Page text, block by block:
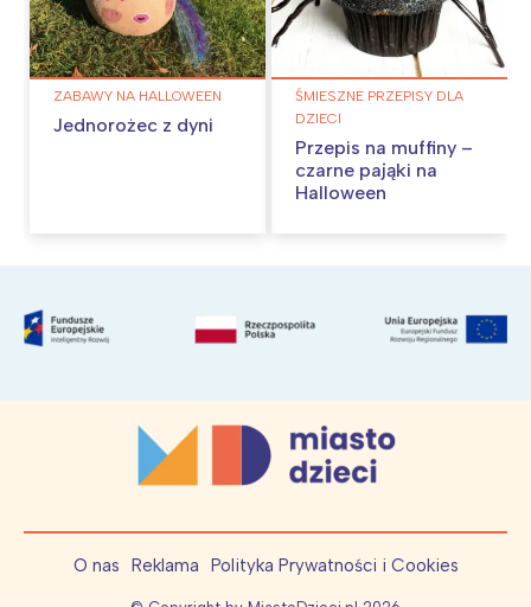
ZABAWY NA HALLOWEEN
Jednorożec z dyni
ŚMIESZNE PRZEPISY DLA
DZIECI
Przepis na muffiny –
czarne pająki na
Halloween
O nas Reklama Polityka Prywatności i Cookies